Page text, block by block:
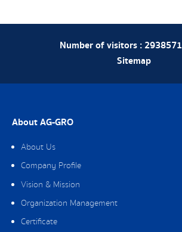
Number of visitors :2938571
Sitemap
About AG-GRO
About Us
Company Profile
Vision & Mission
Organization Management
Certificate